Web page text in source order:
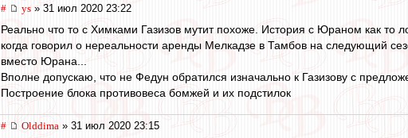
# ys » 31 июл 2020 23:22
Реально что то с Химками Газизов мутит похоже. История с Юраном как то
когда говорил о нереальности аренды Мелкадзе в Тамбов на следующий
вместо Юрана...
Вполне допускаю, что не Федун обратился изначально к Газизову с
Построение блока противовеса бомжей и их подстилок
# Olddima » 31 июл 2020 23:15